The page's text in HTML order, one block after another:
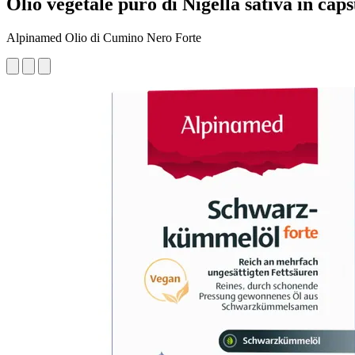
Alpinamed Olio di Cumino Nero Forte